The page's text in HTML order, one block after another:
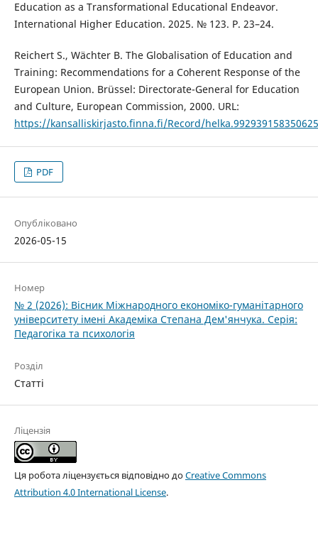
Education as a Transformational Educational Endeavor.
International Higher Education. 2025. № 123. P. 23–24.
Reichert S., Wächter B. The Globalisation of Education and
Training: Recommendations for a Coherent Response of the
European Union. Brüssel: Directorate-General for Education
and Culture, European Commission, 2000. URL:
https://kansalliskirjasto.finna.fi/Record/
PDF
Опубліковано
2026-05-15
Номер
№ 2 (2026): Вісник Міжнародного економіко-гуманітарного
університету імені Академіка Степана Дем'янчука. Серія:
Педагогіка та психологія
Розділ
Статті
Ліцензія
Ця робота ліцензується відповідно доCreative Commons
Attribution 4.0 International License.